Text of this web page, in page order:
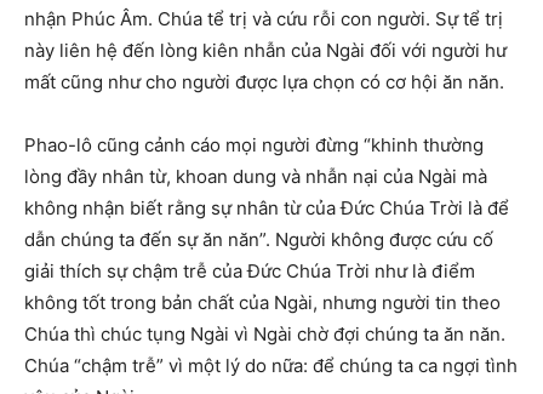
nhận Phúc Âm. Chúa tể trị và cứu rỗi con người. Sự tể trị
này liên hệ đến lòng kiên nhẫn của Ngài đối với người hư
mất cũng như cho người được lựa chọn có cơ hội ăn năn.
Phao-lô cũng cảnh cáo mọi người đừng “khinh thường
lòng đầy nhân từ, khoan dung và nhẫn nại của Ngài mà
không nhận biết rằng sự nhân từ của Đức Chúa Trời là để
dẫn chúng ta đến sự ăn năn”. Người không được cứu cố
giải thích sự chậm trễ của Đức Chúa Trời như là điểm
không tốt trong bản chất của Ngài, nhưng người tin theo
Chúa thì chúc tụng Ngài vì Ngài chờ đợi chúng ta ăn năn.
Chúa “chậm trễ” vì một lý do nữa: để chúng ta ca ngợi tình